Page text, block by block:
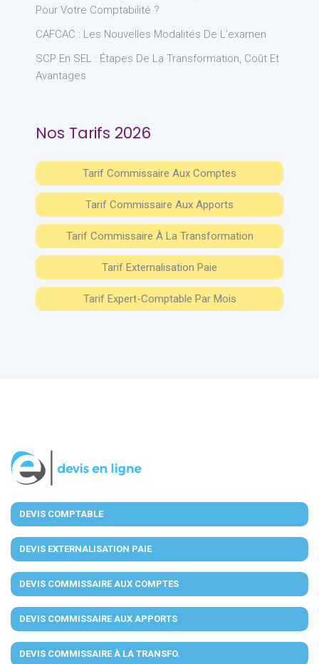
Pour Votre Comptabilité ?
CAFCAC : Les Nouvelles Modalités De L’examen
SCP En SEL : Étapes De La Transformation, Coût Et
Avantages
Nos Tarifs 2026
Tarif Commissaire Aux Comptes
Tarif Commissaire Aux Apports
Tarif Commissaire À La Transformation
Tarif Externalisation Paie
Tarif Expert-Comptable Par Mois
DEVIS COMPTABLE
DEVIS EXTERNALISATION PAIE
DEVIS COMMISSAIRE AUX COMPTES
DEVIS COMMISSAIRE AUX APPORTS
DEVIS COMMISSAIRE À LA TRANSFO.